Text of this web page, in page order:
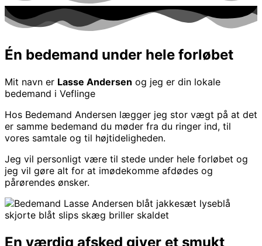
Én bedemand under hele forløbet
Mit navn er Lasse Andersen og jeg er din lokale
bedemand i Veflinge
Hos Bedemand Andersen lægger jeg stor vægt på at det
er samme bedemand du møder fra du ringer ind, til
vores samtale og til højtideligheden.
Jeg vil personligt være til stede under hele forløbet og
jeg vil gøre alt for at imødekomme afdødes og
pårørendes ønsker.
En værdig afsked giver et smukt